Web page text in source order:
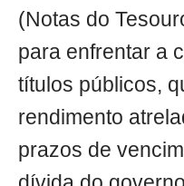
(Notas do
para enfrentar a
títulos públicos,
rendimento
prazos de